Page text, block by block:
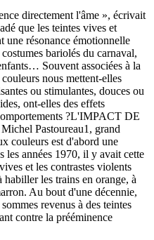
directement l'âme », écrivait
que les teintes vives et
une résonance émotionnelle
bariolés du carnaval,
Souvent associées à la
nous mettent-elles
ou stimulantes, douces ou
ont-elles des effets
?L'IMPACT DE
Pastoureau1, grand
couleurs est d'abord une
les années 1970, il y avait cette
et les contrastes violents
les trains en orange, à
Au bout d'une décennie,
revenus à des teintes
contre la prééminence